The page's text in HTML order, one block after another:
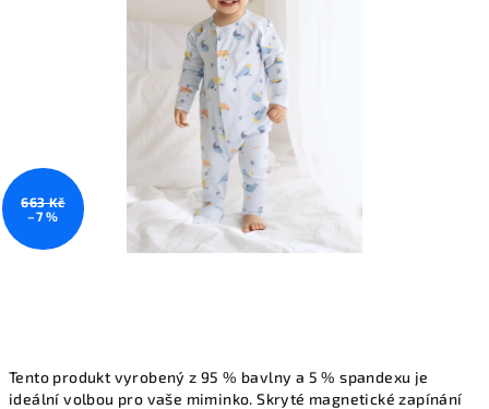
Tento produkt vyrobený z 95 % bavlny a 5 % spandexu je
ideální volbou pro vaše miminko. Skryté magnetické zapínání
663 Kč
–7 %